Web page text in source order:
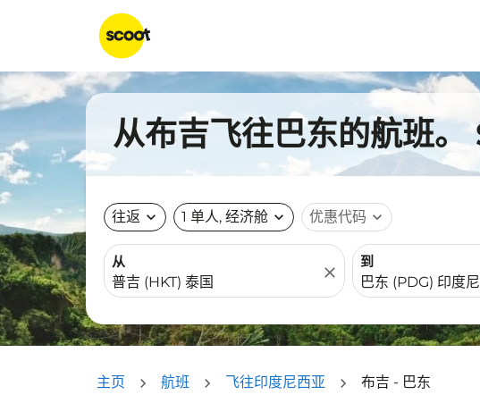
从布吉飞往巴东的航班
往返 expand_more 1 单人, 经济舱 expand_more 优惠代码 expand_more
从
close
到
主页 航班 飞往印度尼西亚 布吉 - 巴东